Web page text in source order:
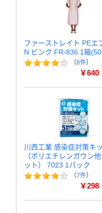
ファーストレイト PEエ
N ピンク FR-836 1箱
（8件）
￥640
川西工業 感染症対策キ
（ポリエチレンガウン
ット） 7023 1パック
（7件）
￥298